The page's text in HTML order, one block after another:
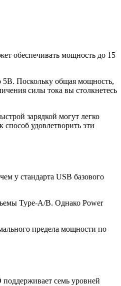
обеспечивать мощность до 15
5В. Поскольку общая мощность,
силы тока вы столкнетесь
зарядкой могут легко
удовлетворить эти
у стандарта USB базового
Type-A/B. Однако Power
предела мощности по
поддерживает семь уровней